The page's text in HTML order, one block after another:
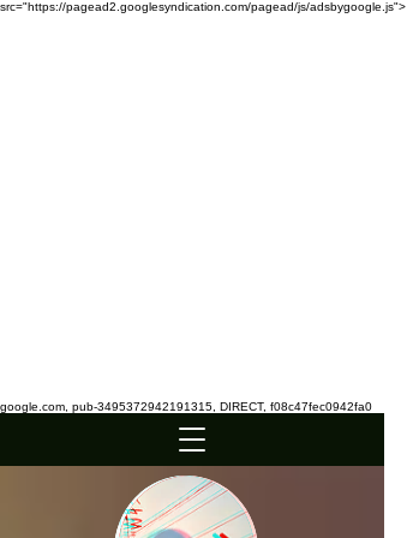
src="https://pagead2.googlesyndication.com/pagead/js/adsbygoogle.js">
google.com, pub-3495372942191315, DIRECT, f08c47fec0942fa0